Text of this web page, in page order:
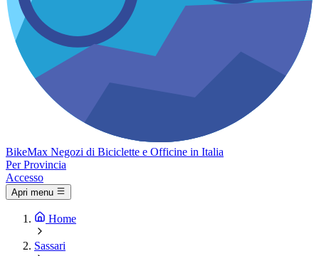
BikeMax Negozi di Biciclette e Officine in Italia
Per Provincia
Accesso
Apri menu
Home
Sassari